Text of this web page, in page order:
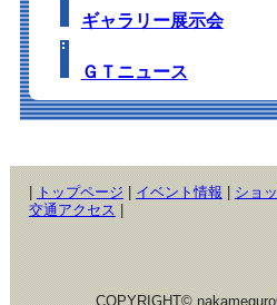
ギャラリー展示会
ＧＴニュース
|トップページ|イベント情報|ショ
交通アクセス|
COPYRIGHT©